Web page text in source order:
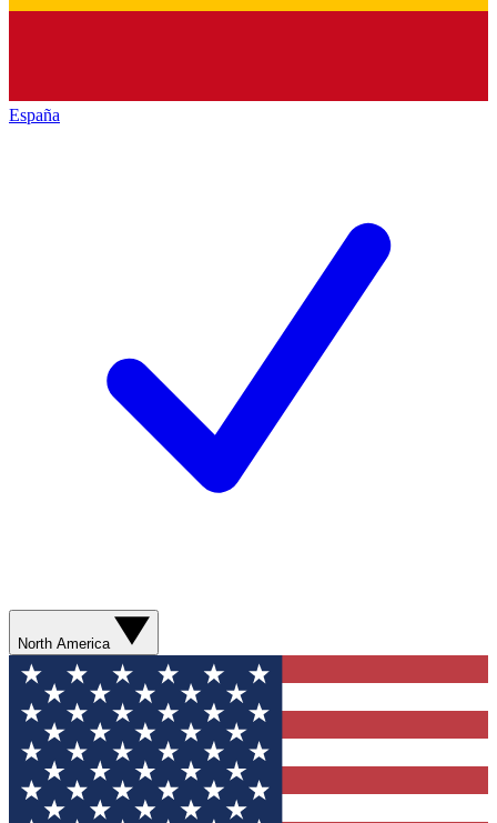
España
North America